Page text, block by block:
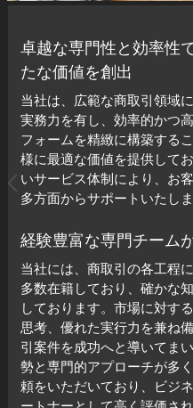
卓越な専門性と効率性
たな価値を創出
当社は、広範な商取引領域
実務力を有し、効率的かつ
フォームを精緻に構築する
様に最適な価値を提供して
いサービス体制により、お
多方面からサポートいたしま
経験豊富な専門チーム
当社には、商取引の各工程
多数在籍しており、確かな
しております。市場に対す
思考、優れた実行力を兼ね
引案件を成功へと導いてま
勢と専門的アプローチが多
頼をいただいており、ビジ